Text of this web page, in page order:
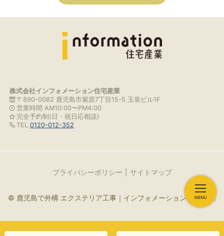
株式会社インフォメーション住宅産業
〒890-0082 鹿児島市紫原7丁目15-5 玉泉ビル1F
営業時間 AM10:00〜PM4:00
完全予約制(日・祝日応相談)
TEL.0120-012-352
プライバシーポリシー サイトマップ
© 鹿児島で外構 エクステリア工事｜インフォメーション住宅産業.